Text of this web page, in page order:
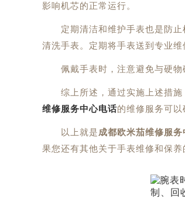
影响机芯的正常运行。
定期清洁和维护手表也是防止
清洗手表。定期将手表送到专业
佩戴手表时，注意避免与硬物
综上所述，通过实施上述措施
维修服务中心电话的维修服务可以
以上就是成都欧米茄维修服务
果您还有其他关于手表维修和保